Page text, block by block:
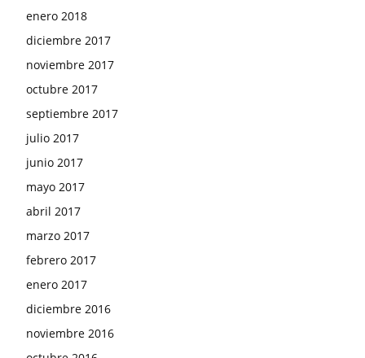
enero 2018
diciembre 2017
noviembre 2017
octubre 2017
septiembre 2017
julio 2017
junio 2017
mayo 2017
abril 2017
marzo 2017
febrero 2017
enero 2017
diciembre 2016
noviembre 2016